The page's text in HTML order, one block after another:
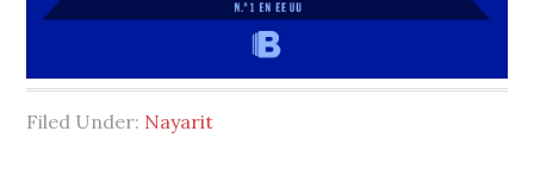
Filed Under: Nayarit